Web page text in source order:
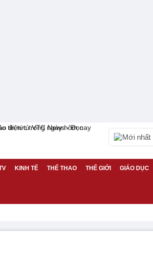
Mới nhất
KINH TẾ THỂ THAO THẾ GIỚI GIÁO DỤC